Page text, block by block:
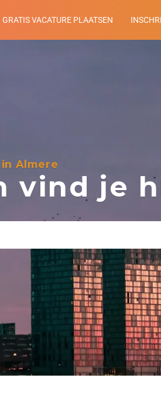
GRATIS VACATURE PLAATSEN
Almere
vind je